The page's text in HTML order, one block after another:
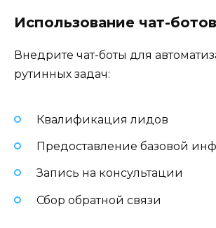
Использование чат-ботов
Внедрите чат-боты для
рутинных задач:
Квалификация лидов
Предоставление базовой
Запись на консультации
Сбор обратной связи